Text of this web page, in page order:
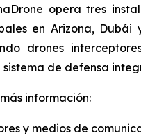
opera tres
en Arizona, Dubái
drones
sistema de defensa
información:
y medios de